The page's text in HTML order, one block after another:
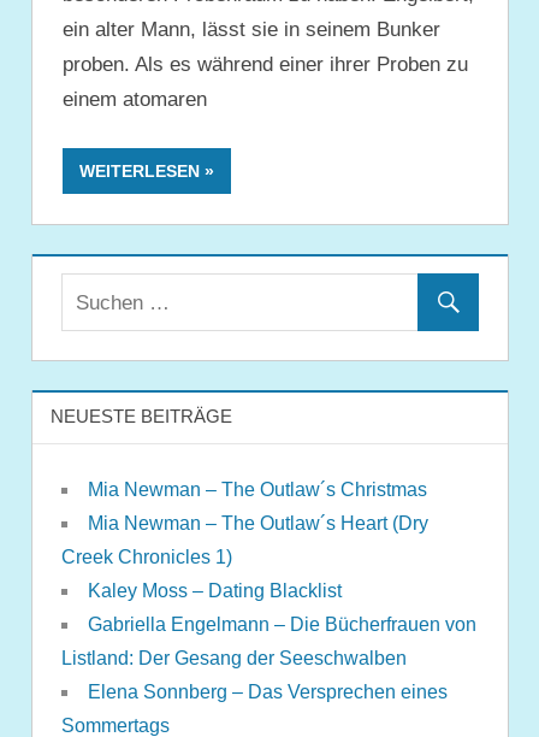
ein alter Mann, lässt sie in seinem Bunker
proben. Als es während einer ihrer Proben zu
einem atomaren
WEITERLESEN
NEUESTE BEITRÄGE
Mia Newman – The Outlaw´s Christmas
Mia Newman – The Outlaw´s Heart (Dry
Creek Chronicles 1)
Kaley Moss – Dating Blacklist
Gabriella Engelmann – Die Bücherfrauen von
Listland: Der Gesang der Seeschwalben
Elena Sonnberg – Das Versprechen eines
Sommertags